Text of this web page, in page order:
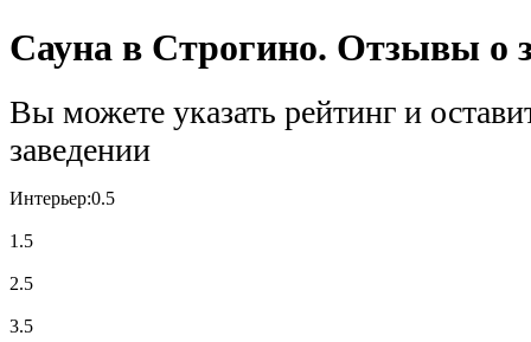
Сауна в Строгино. Отзывы о
Вы можете указать рейтинг и
заведении
Интерьер:0.5
1.5
2.5
3.5